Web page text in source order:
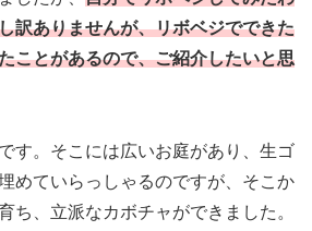
訳ありませんが、リボベジでできた
ことがあるので、ご紹介したいと思
す。そこには広いお庭があり、生ゴ
めていらっしゃるのですが、そこか
ち、立派なカボチャができました。